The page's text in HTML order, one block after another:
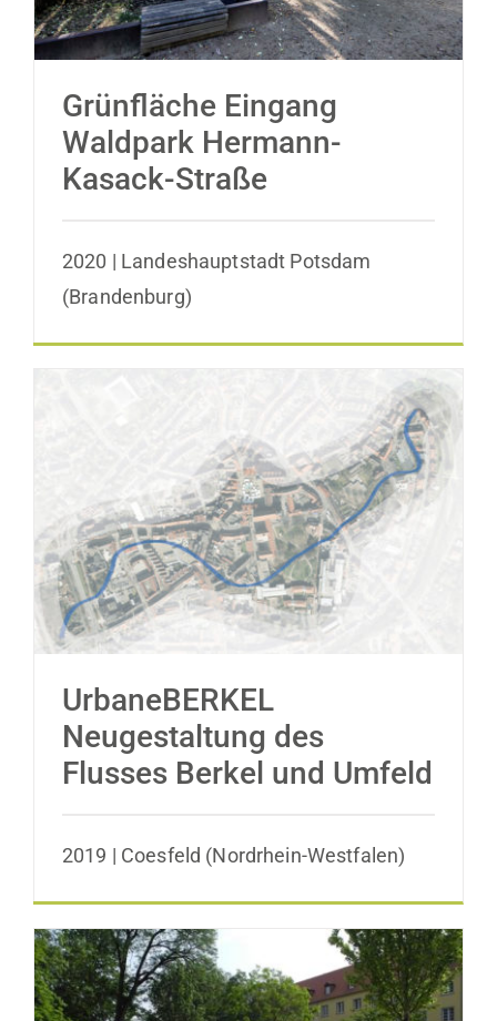
Grünfläche Eingang
Waldpark Hermann-
Kasack-Straße
2020 | Landeshauptstadt Potsdam
(Brandenburg)
UrbaneBERKEL Neugestaltung des
Flusses Berkel und Umfeld
UrbaneBERKEL
Neugestaltung des
Flusses Berkel und Umfeld
2019 | Coesfeld (Nordrhein-Westfalen)